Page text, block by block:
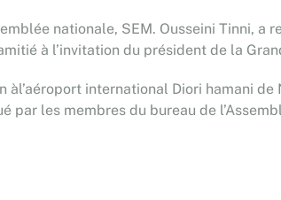
nationale, SEM. Ousseini Tinni,
à l’invitation du président de la
àl’aéroport international Diori hamani
par les membres du bureau de